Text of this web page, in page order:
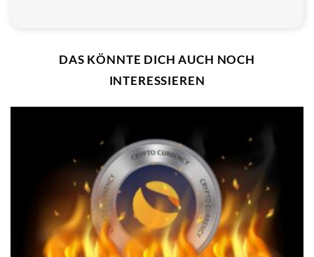
DAS KÖNNTE DICH AUCH NOCH
INTERESSIEREN